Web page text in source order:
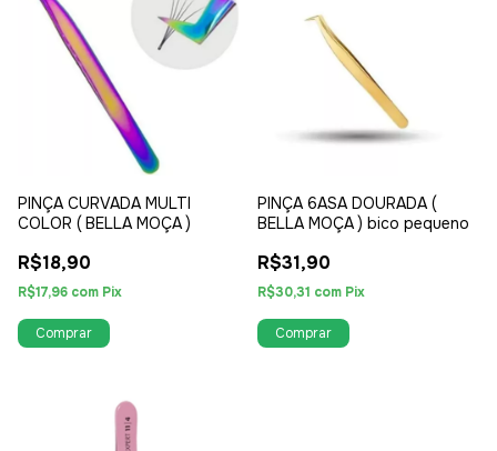
PINÇA CURVADA MULTI
COLOR ( BELLA MOÇA )
R$18,90
R$17,96 com Pix
PINÇA 6ASA DOURADA (
BELLA MOÇA ) bico pequeno
R$31,90
R$30,31 com Pix